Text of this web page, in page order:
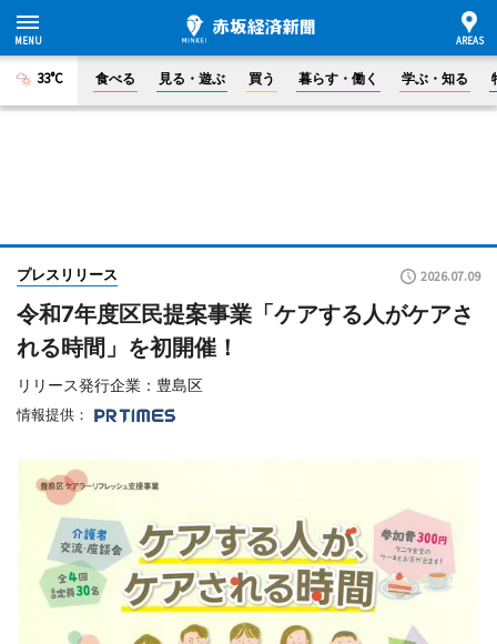
33°C 食べる 見る・遊ぶ 買う 暮らす・働く 学ぶ・知る
プレスリリース 2026.07.09
令和7年度区民提案事業「ケアする人がケアさ
れる時間」を初開催！
リリース発行企業：豊島区
情報提供：